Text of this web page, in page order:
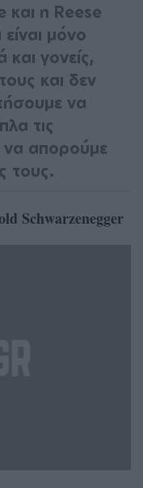
η Reese
μόνο
και γονείς,
και δεν
να
τις
απορούμε
τους.
Schwarzenegger